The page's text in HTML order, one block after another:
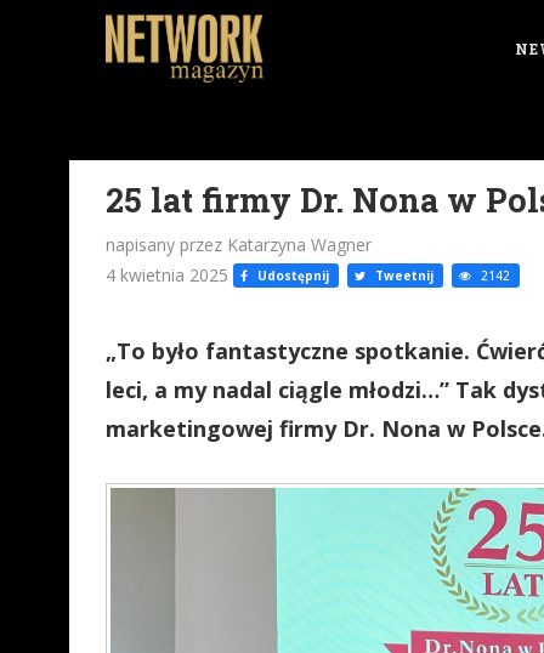
25 lat firmy Dr. Nona w
napisany przez Katarzyna Wagner
4 kwietnia 2025
Udostępnij Tweetnij 2142
„To było fantastyczne spotkanie.
leci, a my nadal ciągle młodzi…” Tak
marketingowej firmy Dr. Nona w